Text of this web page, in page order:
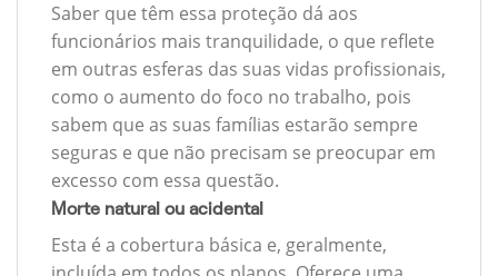
Saber que têm essa proteção dá aos
funcionários mais tranquilidade, o que reflete
em outras esferas das suas vidas profissionais,
como o aumento do foco no trabalho, pois
sabem que as suas famílias estarão sempre
seguras e que não precisam se preocupar em
excesso com essa questão.
Morte natural ou acidental
Esta é a cobertura básica e, geralmente,